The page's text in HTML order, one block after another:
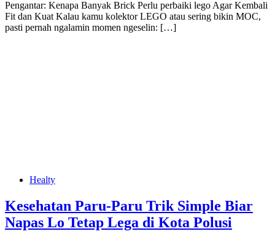
Pengantar: Kenapa Banyak Brick Perlu perbaiki lego Agar Kembali
Fit dan Kuat Kalau kamu kolektor LEGO atau sering bikin MOC,
pasti pernah ngalamin momen ngeselin: […]
Healty
Kesehatan Paru-Paru Trik Simple Biar
Napas Lo Tetap Lega di Kota Polusi